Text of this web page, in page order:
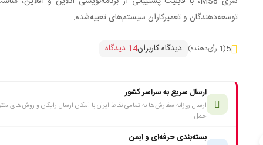
توسعه‌دهندگان و تعمیرکاران سیستم‌های تعبیه‌شده.
5(1 رأی‌دهنده) دیدگاه کاربران14 دیدگاه
ارسال سریع به سراسر کشور
ارسال روزانه سفارش‌ها به تمامی نقاط ایران با امکان ارسال رایگان و روش‌های
حمل
بسته‌بندی حرفه‌ای و ایمن